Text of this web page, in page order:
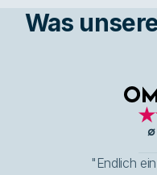
Was
∅
"Endlich